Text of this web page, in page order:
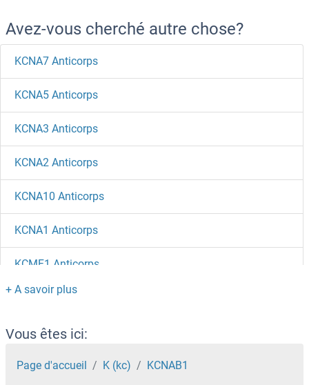
Avez-vous cherché autre chose?
KCNA7 Anticorps
KCNA5 Anticorps
KCNA3 Anticorps
KCNA2 Anticorps
KCNA10 Anticorps
KCNA1 Anticorps
KCMF1 Anticorps
KCC2 Anticorps
KBTBD5 Anticorps
KBTBD13 Anticorps
Vous êtes ici:
Page d'accueil K (kc) KCNAB1